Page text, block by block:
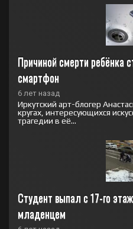
Причиной смерти ребёнка
смартфон
6 лет назад
Иркутский арт-блогер
кругах, интересующихся
трагедии в её...
Студент выпал с 17-го
младенцем